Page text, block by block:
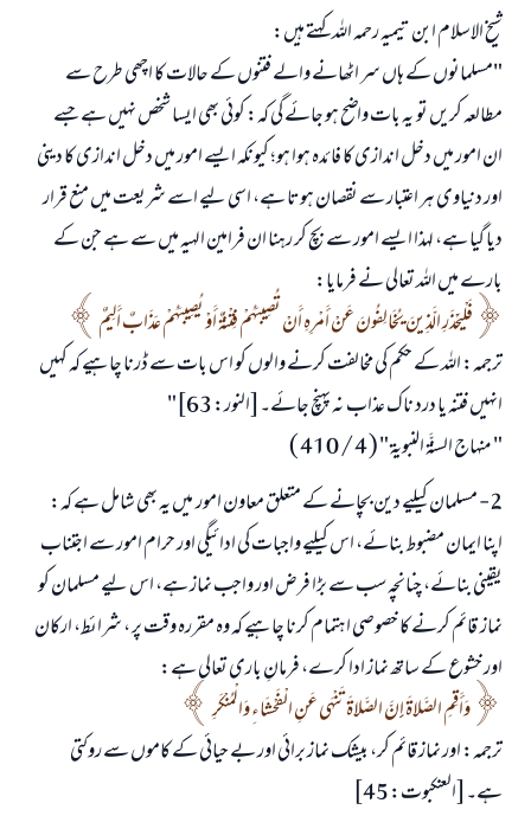
شیخ الاسلام ابن تیمیہ رحمہ اللہ کہتے ہیں:
"مسلمانوں کے ہاں سر اٹھانے والے فتنوں کے حالات کا اچھی طرح سے
مطالعہ کریں تو یہ بات واضح ہو جائے گی کہ: کوئی بھی ایسا شخص نہیں ہے جسے
ان امور میں دخل اندازی کا فائدہ ہوا ہو؛ کیونکہ ایسے امور میں دخل اندازی کا دینی
اور دنیاوی ہر اعتبار سے نقصان ہوتا ہے، اسی لیے اسے شریعت میں منع قرار
دیا گیا ہے، لہذا ایسے امور سے بچ کر رہنا ان فرامین الہیہ میں سے ہے جن کے
بارے میں اللہ تعالی نے فرمایا:
فَلْيَحْذَرِ الَّذِينَ يُخَالِفُونَ عَنْ أَمْرِهِ أَنْ تُصِيبَهُمْ فِتْنَةٌ أَوْ يُصِيبَهُمْ عَذَابٌ أَلِيمٌ
ترجمہ: اللہ کے حکم کی مخالفت کرنے والوں کو اس بات سے ڈرنا چاہیے کہ کہیں
انہیں فتنہ یا درد ناک عذاب نہ پہنچ جائے۔[النور: 63]"
" منهاج السنَّة النبوية " ( 4 / 410 )
2- مسلمان کیلیے دین بچانے کے متعلق معاون امور میں یہ بھی شامل ہے کہ:
اپنا ایمان مضبوط بنائے، اس کیلیے واجبات کی ادائیگی اور حرام امور سے اجتناب
یقینی بنائے، چنانچہ سب سے بڑا فرض اور واجب نماز ہے، اس لیے مسلمان کو
نماز قائم کرنے کا خصوصی اہتمام کرنا چاہیے کہ وہ مقررہ وقت پر ، شرائط، ارکان
اور خشوع کے ساتھ نماز ادا کرے، فرمانِ باری تعالی ہے:
وَأَقِمِ الصَّلاةَ إِنَّ الصَّلاةَ تَنْهَى عَنِ الْفَحْشَاءِ وَالْمُنْكَرِ
ترجمہ: اور نماز قائم کر، بیشک نماز برائی اور بے حیائی کے کاموں سے روکتی
ہے۔[العنكبوت: 45]